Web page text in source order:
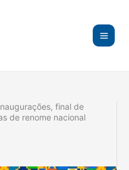
final de
de renome nacional